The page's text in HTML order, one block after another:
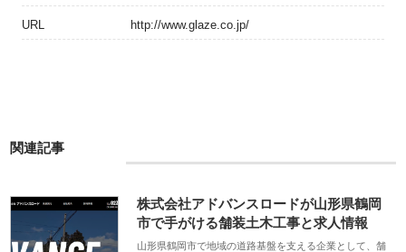
URL http://www.glaze.co.jp/
関連記事
株式会社アドバンスロードが山形県鶴岡
市で手がける舗装土木工事と求人情報
山形県鶴岡市で地域の道路基盤を支える企業として、舗